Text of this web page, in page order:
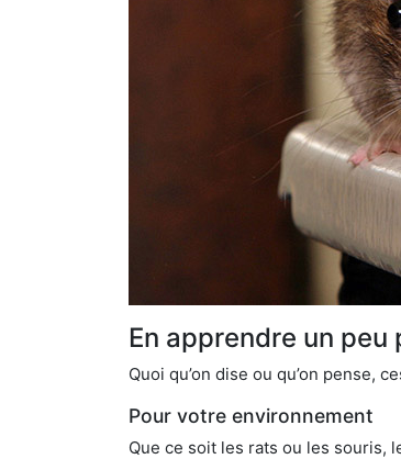
En apprendre un
Quoi qu’on dise ou qu’on pense,
Pour votre environnement
Que ce soit les rats ou les souris,